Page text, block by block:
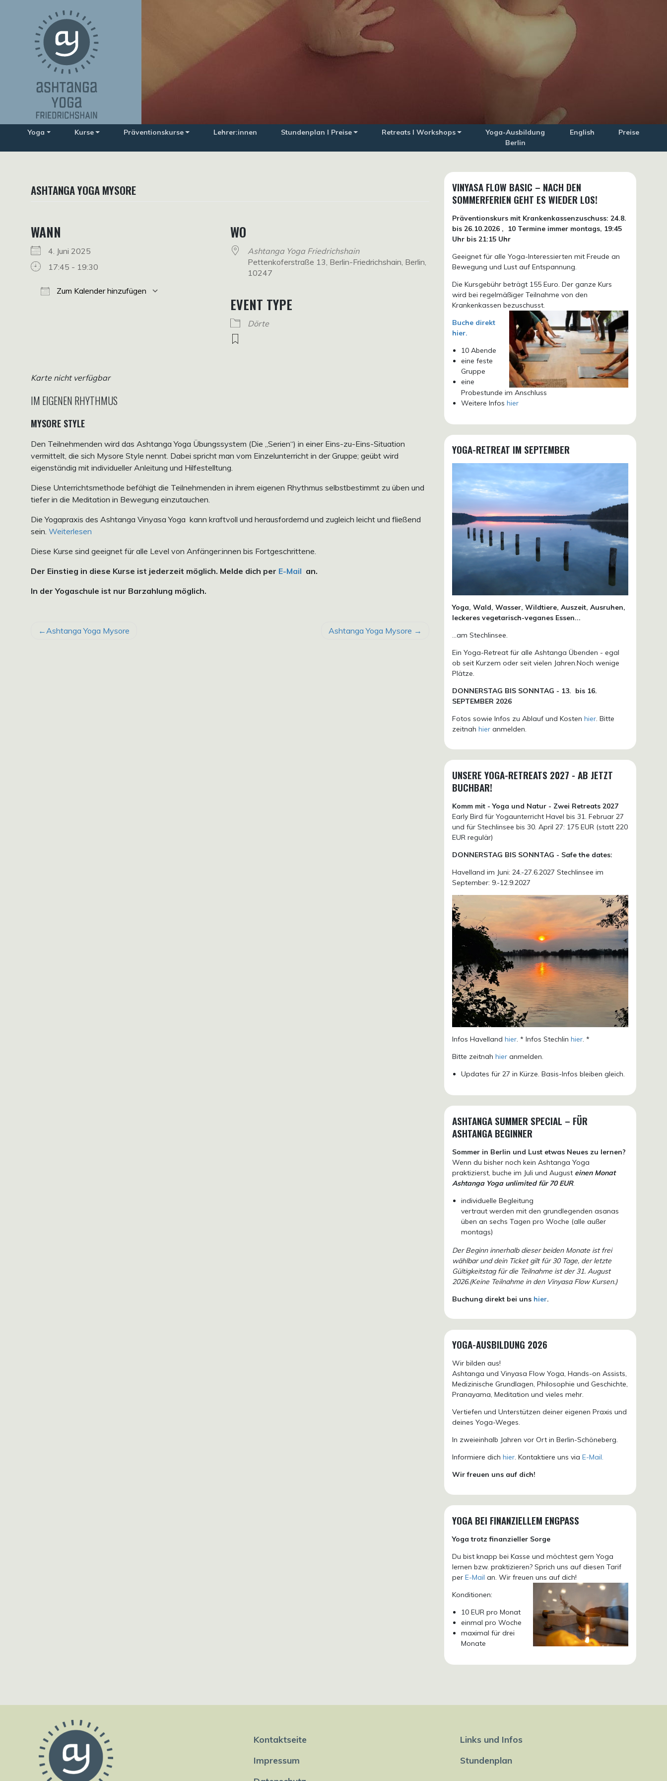
Yoga Kurse Präventionskurse Lehrer:innen Stundenplan I Preise Retreats I Workshops
Yoga-Ausbildung
Berlin
English Preise
ASHTANGA YOGA MYSORE
WANN
4. Juni 2025
17:45 - 19:30
Zum Kalender hinzufügen
WO
Ashtanga Yoga Friedrichshain
Pettenkoferstraße 13, Berlin-Friedrichshain, Berlin,
10247
EVENT TYPE
Dörte
Karte nicht verfügbar
IM EIGENEN RHYTHMUS
MYSORE STYLE
Den Teilnehmenden wird das Ashtanga Yoga Übungssystem (Die „Serien“) in einer Eins-zu-Eins-Situation
vermittelt, die sich Mysore Style nennt. Dabei spricht man vom Einzelunterricht in der Gruppe; geübt wird
eigenständig mit individueller Anleitung und Hilfestelltung.
Diese Unterrichtsmethode befähigt die Teilnehmenden in ihrem eigenen Rhythmus selbstbestimmt zu üben und
tiefer in die Meditation in Bewegung einzutauchen.
Die Yogapraxis des Ashtanga Vinyasa Yoga kann kraftvoll und herausfordernd und zugleich leicht und fließend
sein. Weiterlesen
Diese Kurse sind geeignet für alle Level von Anfänger:innen bis Fortgeschrittene.
Der Einstieg in diese Kurse ist jederzeit möglich. Melde dich per E-Mail an.
In der Yogaschule ist nur Barzahlung möglich.
BEITRAGSNAVIGATION
Ashtanga Yoga Mysore Ashtanga Yoga Mysore
VINYASA FLOW BASIC – NACH DEN
SOMMERFERIEN GEHT ES WIEDER LOS!
Präventionskurs mit Krankenkassenzuschuss:24.8.
bis 26.10.2026 ,
10 Termine immer montags, 19:45
Uhr bis 21:15 Uhr
Geeignet für alle Yoga-Interessierten mit Freude an
Bewegung und Lust auf Entspannung.
Die Kursgebühr beträgt 155 Euro. Der ganze Kurs
wird bei regelmäßiger Teilnahme von den
Krankenkassen bezuschusst.
Buche direkt
hier.
10 Abende
eine feste
Gruppe
eine
Probestunde im Anschluss
Weitere Infos hier
YOGA-RETREAT IM SEPTEMBER
Yoga, Wald, Wasser, Wildtiere, Auszeit, Ausruhen,
leckeres vegetarisch-veganes Essen...
...am Stechlinsee.
Ein Yoga-Retreat für alle Ashtanga Übenden - egal
ob seit Kurzem oder seit vielen Jahren.Noch wenige
Plätze.
DONNERSTAG BIS SONNTAG - 13. bis 16.
SEPTEMBER 2026
Fotos sowie Infos zu Ablauf und Kostenhier. Bitte
zeitnahhier anmelden.
UNSERE YOGA-RETREATS 2027 - AB JETZT
BUCHBAR!
Komm mit - Yoga und Natur - Zwei Retreats 2027
Early Bird für Yogaunterricht Havel bis 31. Februar 27
und für Stechlinsee bis 30. April 27: 175 EUR (statt 220
EUR regulär)
DONNERSTAG BIS SONNTAG - Safe the dates:
Havelland im Juni: 24.-27.6.2027 Stechlinsee im
September: 9.-12.9.2027
Infos Havellandhier. * Infos Stechlinhier. *
Bitte zeitnahhier anmelden.
Updates für 27 in Kürze. Basis-Infos bleiben gleich.
ASHTANGA SUMMER SPECIAL – FÜR
ASHTANGA BEGINNER
Sommer in Berlin und Lust etwas Neues zu lernen?
Wenn du bisher noch kein Ashtanga Yoga
praktizierst, buche im Juli und August einen Monat
Ashtanga Yoga unlimited für 70 EUR.
individuelle Begleitung
vertraut werden mit den grundlegenden asanas
üben an sechs Tagen pro Woche (alle außer
montags)
Der Beginn innerhalb dieser beiden Monate ist frei
wählbar und dein Ticket gilt für 30 Tage, der letzte
Gültigkeitstag für die Teilnahme ist der 31. August
2026.(Keine Teilnahme in den Vinyasa Flow Kursen.)
Buchung direkt bei uns hier.
YOGA-AUSBILDUNG 2026
Wir bilden aus!
Ashtanga und Vinyasa Flow Yoga, Hands-on Assists,
Medizinische Grundlagen, Philosophie und Geschichte,
Pranayama, Meditation und vieles mehr.
Vertiefen und Unterstützen deiner eigenen Praxis und
deines Yoga-Weges.
In zweieinhalb Jahren vor Ort in Berlin-Schöneberg.
Informiere dichhier. Kontaktiere uns viaE-Mail.
Wir freuen uns auf dich!
YOGA BEI FINANZIELLEM ENGPASS
Yoga trotz finanzieller Sorge
Du bist knapp bei Kasse und möchtest gern Yoga
lernen bzw. praktizieren? Sprich uns auf diesen Tarif
perE-Mail an. Wir freuen uns auf dich!
Konditionen:
10 EUR pro Monat
einmal pro Woche
maximal für drei
Monate
Kontaktseite
Impressum
Links und Infos
Stundenplan